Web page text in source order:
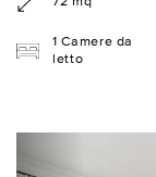
1 Camere da
letto